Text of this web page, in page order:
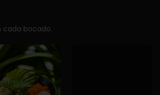
cada bocado.